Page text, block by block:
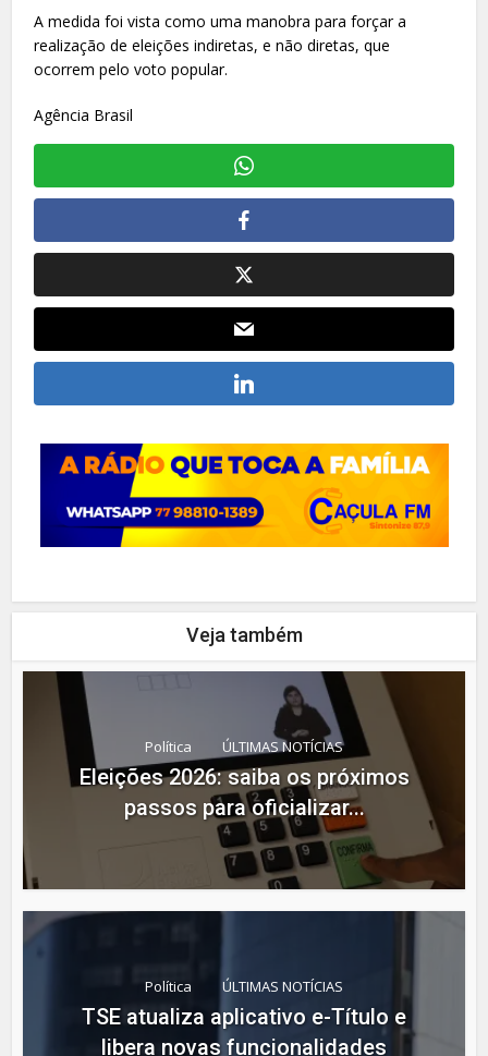
A medida foi vista como uma manobra para forçar a
realização de eleições indiretas, e não diretas, que
ocorrem pelo voto popular.
Agência Brasil
Veja também
Política ÚLTIMAS NOTÍCIAS
Eleições 2026: saiba os próximos
passos para oficializar...
Política ÚLTIMAS NOTÍCIAS
TSE atualiza aplicativo e-Título e
libera novas funcionalidades